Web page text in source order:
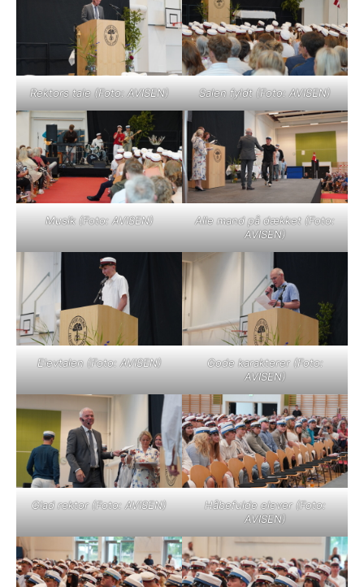
Rektors tale (Foto: AVISEN) Salen fyldt (Foto: AVISEN)
Musik (Foto: AVISEN)
Alle mand på dækket (Foto:
AVISEN)
Elevtalen (Foto: AVISEN)
Gode karakterer (Foto:
AVISEN)
Glad rektor (Foto: AVISEN)
Håbefulde elever (Foto:
AVISEN)